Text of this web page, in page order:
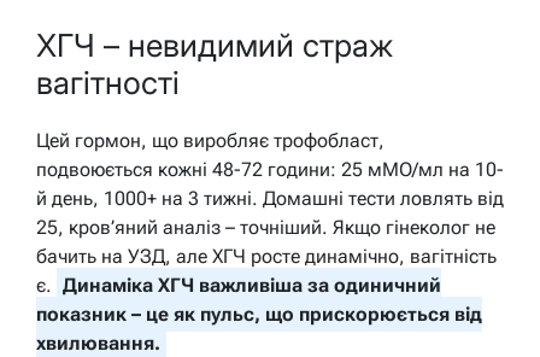
ХГЧ – невидимий страж
вагітності
Цей гормон, що виробляє трофобласт,
подвоюється кожні 48-72 години: 25 мМО/мл на 10-
й день, 1000+ на 3 тижні. Домашні тести ловлять від
25, кров’яний аналіз – точніший. Якщо гінеколог не
бачить на УЗД, але ХГЧ росте динамічно, вагітність
є. Динаміка ХГЧ важливіша за одиничний
показник – це як пульс, що прискорюється від
хвилювання.